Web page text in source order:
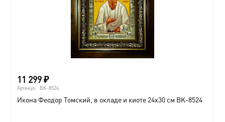
11 299₽
Артикул: BK-8524
Икона Феодор Томский, в окладе и киоте 24х30 см BK-8524